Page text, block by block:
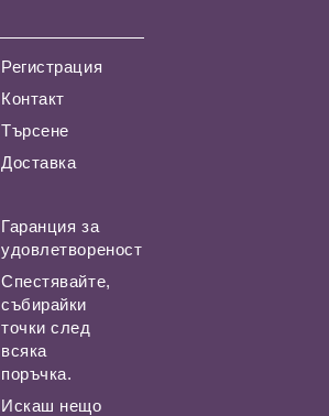
Регистрация
Контакт
Търсене
Доставка
Гаранция за
удовлетвореност
Спестявайте,
събирайки
точки след
всяка
поръчка.
Искаш нещо